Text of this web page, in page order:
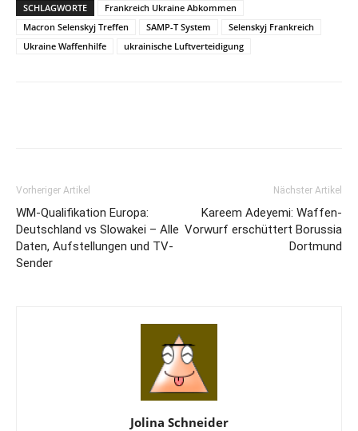
SCHLAGWORTE
Frankreich Ukraine Abkommen
Macron Selenskyj Treffen
SAMP-T System
Selenskyj Frankreich
Ukraine Waffenhilfe
ukrainische Luftverteidigung
Vorheriger Artikel
WM-Qualifikation Europa:
Deutschland vs Slowakei – Alle
Daten, Aufstellungen und TV-
Sender
Nächster Artikel
Kareem Adeyemi: Waffen-
Vorwurf erschüttert Borussia
Dortmund
Jolina Schneider